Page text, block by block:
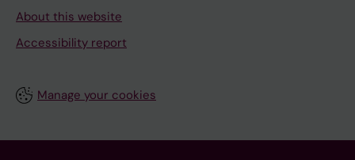
About this website
Accessibility report
Manage your cookies